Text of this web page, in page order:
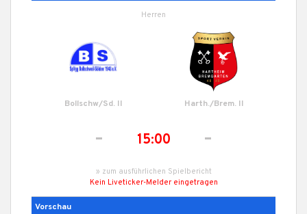
Herren
Bollschw/Sd. II Harth./Brem. II
- 15:00 -
» zum ausführlichen Spielbericht
Kein Liveticker-Melder eingetragen
Vorschau